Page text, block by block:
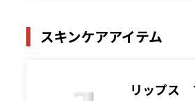
スキンケアアイテム
リップス